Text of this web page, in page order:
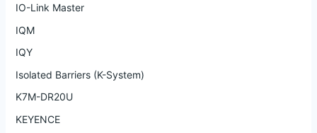
IO-Link Master
IQM
IQY
Isolated Barriers (K-System)
K7M-DR20U
KEYENCE